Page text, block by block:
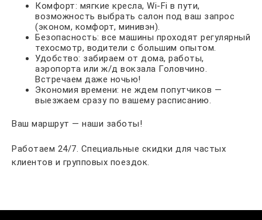
Комфорт: мягкие кресла, Wi-Fi в пути,
возможность выбрать салон под ваш запрос
(эконом, комфорт, минивэн).
Безопасность: все машины проходят регулярный
техосмотр, водители с большим опытом.
Удобство: забираем от дома, работы,
аэропорта или ж/д вокзала Головчино.
Встречаем даже ночью!
Экономия времени: не ждем попутчиков —
выезжаем сразу по вашему расписанию.
Ваш маршрут — наши заботы!
Работаем 24/7. Специальные скидки для частых
клиентов и групповых поездок.